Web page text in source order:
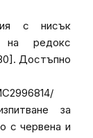
с нисък
на редокс
Достъпно
за
с червена и